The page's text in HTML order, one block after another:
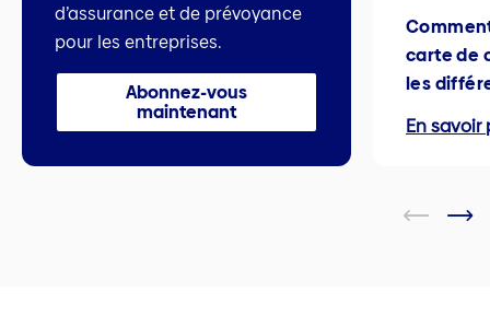
d’assurance et de prévoyance
pour les entreprises.
Abonnez-vous
maintenant
carte de
les
En savoir